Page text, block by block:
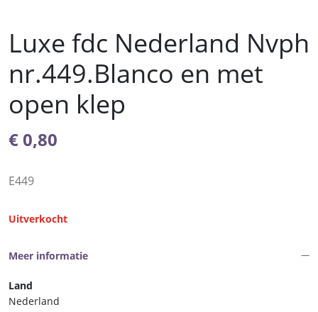
Luxe fdc Nederland Nvph
nr.449.Blanco en met
open klep
€ 0,80
E449
Uitverkocht
Meer informatie
Land
Nederland